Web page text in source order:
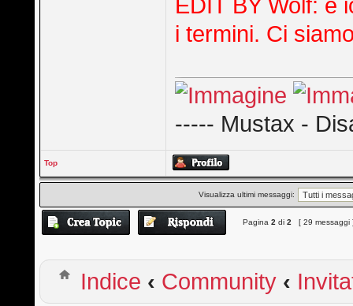
EDIT BY Wolf: e
i termini. Ci
----- Mustax -
Top
Visualizza ultimi messaggi:
Pagina2 di2 [ 29 messaggi
Indice ‹ Community ‹